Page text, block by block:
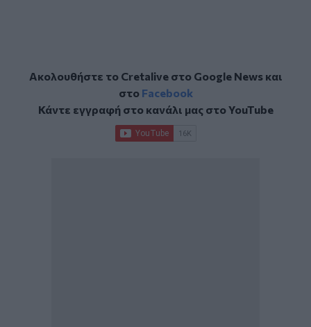
Ακολουθήστε το Cretalive στο Google Newsκαι
στο Facebook
Κάντε εγγραφή στο κανάλι μας στοYouTube